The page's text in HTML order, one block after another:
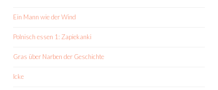
Ein Mann wie der Wind
Polnisch essen 1: Zapiekanki
Gras über Narben der Geschichte
Icke